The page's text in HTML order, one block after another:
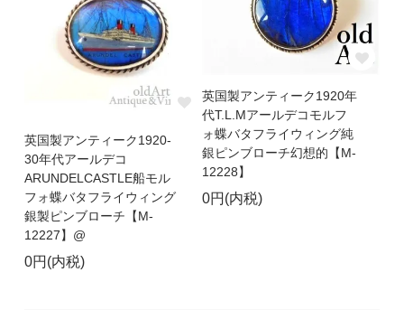
英国製アンティーク1920-
30年代アールデコ
ARUNDELCASTLE船モル
フォ蝶バタフライウィング
銀製ピンブローチ【M-
12227】@
0円(内税)
英国製アンティーク1920年
代T.L.Mアールデコモルフ
ォ蝶バタフライウィング純
銀ピンブローチ幻想的【M-
12228】
0円(内税)